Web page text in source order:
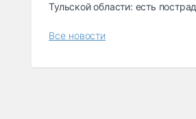
Тульской области: есть
Все новости